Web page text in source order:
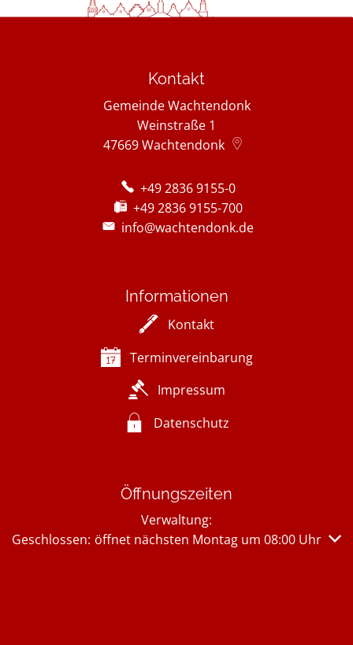
Kontakt
Gemeinde Wachtendonk
Weinstraße 1
47669Wachtendonk
+49 2836 9155-0
+49 2836 9155-700
info@wachtendonk.de
Informationen
Kontakt
Terminvereinbarung
Impressum
Datenschutz
Öffnungszeiten
Verwaltung:
Klicken, um weitere Öffnungs- oder Schließzeiten
Geschlossen: öffnet nächsten Montag um 08:00 Uhr